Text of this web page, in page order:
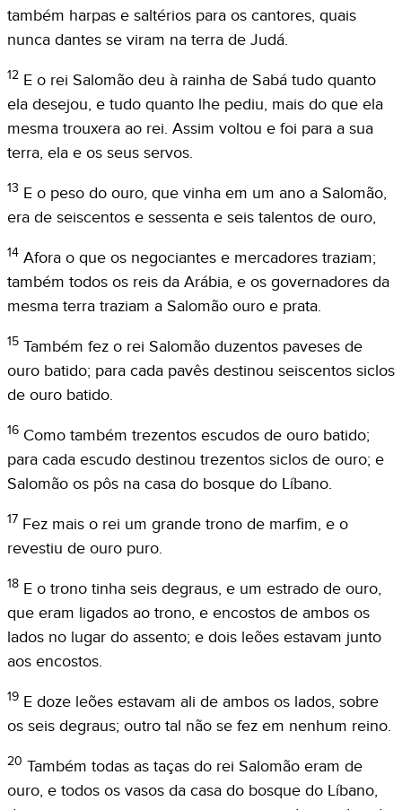
também harpas e saltérios para os cantores, quais
nunca dantes se viram na terra de Judá.
12 E o rei Salomão deu à rainha de Sabá tudo quanto
ela desejou, e tudo quanto lhe pediu, mais do que ela
mesma trouxera ao rei. Assim voltou e foi para a sua
terra, ela e os seus servos.
13 E o peso do ouro, que vinha em um ano a Salomão,
era de seiscentos e sessenta e seis talentos de ouro,
14 Afora o que os negociantes e mercadores traziam;
também todos os reis da Arábia, e os governadores da
mesma terra traziam a Salomão ouro e prata.
15 Também fez o rei Salomão duzentos paveses de
ouro batido; para cada pavês destinou seiscentos siclos
de ouro batido.
16 Como também trezentos escudos de ouro batido;
para cada escudo destinou trezentos siclos de ouro; e
Salomão os pôs na casa do bosque do Líbano.
17 Fez mais o rei um grande trono de marfim, e o
revestiu de ouro puro.
18 E o trono tinha seis degraus, e um estrado de ouro,
que eram ligados ao trono, e encostos de ambos os
lados no lugar do assento; e dois leões estavam junto
aos encostos.
19 E doze leões estavam ali de ambos os lados, sobre
os seis degraus; outro tal não se fez em nenhum reino.
20 Também todas as taças do rei Salomão eram de
ouro, e todos os vasos da casa do bosque do Líbano,